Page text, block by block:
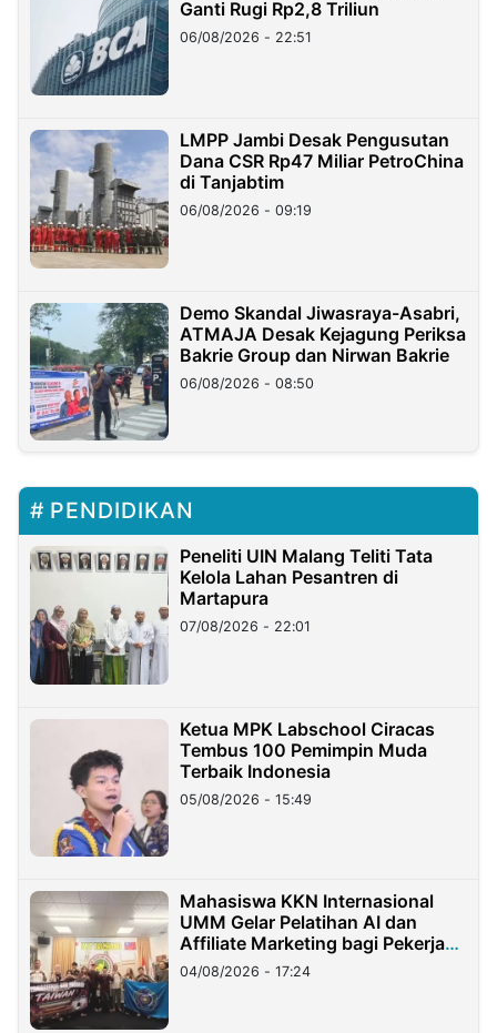
Ganti Rugi Rp2,8 Triliun
06/08/2026 - 22:51
LMPP Jambi Desak Pengusutan
Dana CSR Rp47 Miliar PetroChina
di Tanjabtim
06/08/2026 - 09:19
Demo Skandal Jiwasraya-Asabri,
ATMAJA Desak Kejagung Periksa
Bakrie Group dan Nirwan Bakrie
06/08/2026 - 08:50
PENDIDIKAN
Peneliti UIN Malang Teliti Tata
Kelola Lahan Pesantren di
Martapura
07/08/2026 - 22:01
Ketua MPK Labschool Ciracas
Tembus 100 Pemimpin Muda
Terbaik Indonesia
05/08/2026 - 15:49
Mahasiswa KKN Internasional
UMM Gelar Pelatihan AI dan
Affiliate Marketing bagi Pekerja
Migran Indonesia di Taiwan
04/08/2026 - 17:24